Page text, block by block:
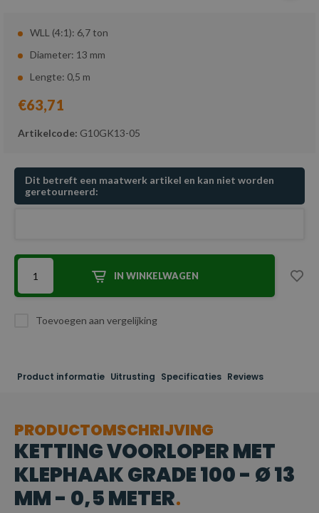
WLL (4:1): 6,7 ton
Diameter: 13 mm
Lengte: 0,5 m
€63,71
Artikelcode: G10GK13-05
Dit betreft een maatwerk artikel en kan niet worden
geretourneerd:
IN WINKELWAGEN
Toevoegen aan vergelijking
Product informatie Uitrusting Specificaties Reviews
PRODUCTOMSCHRIJVING
KETTING VOORLOPER MET
KLEPHAAK GRADE 100 - Ø 13
MM - 0,5 METER